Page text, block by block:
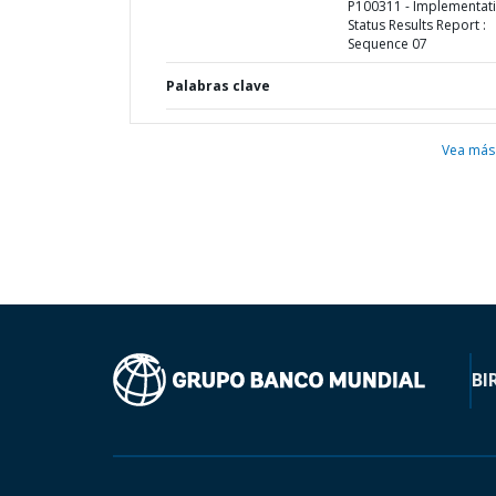
P100311 -
Status Results Report :
Sequence 07
Palabras clave
Vea más